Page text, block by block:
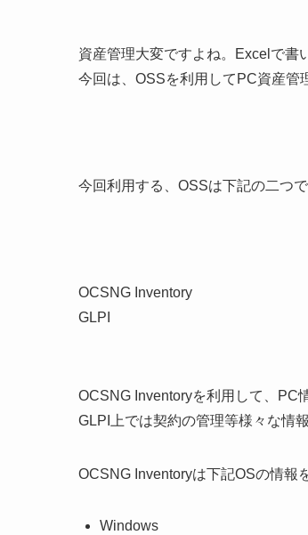
資産管理大変ですよね。Excelで書
今回は、OSSを利用してPC資産管
今回利用する、OSSは下記の二つで
OCSNG Inventory
GLPI
OCSNG Inventoryを利用して、PC
GLPI上では契約の管理等様々な情
OCSNG Inventoryは下記OSの情報
Windows